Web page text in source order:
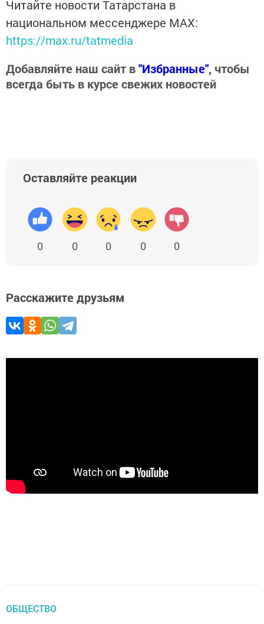
Читайте новости Татарстана в
национальном мессенджере MАХ:
https://max.ru/tatmedia
Добавляйте наш сайт в"Избранные", чтобы
всегда быть в курсе свежих новостей
Оставляйте реакции
0 0 0 0 0
Расскажите друзьям
ОБЩЕСТВО